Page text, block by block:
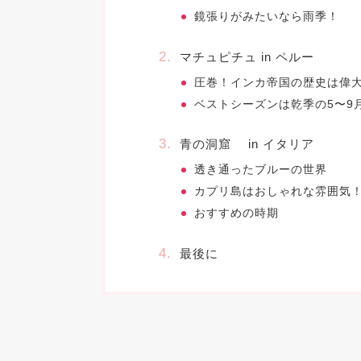
鏡張りがみたいなら雨季！
マチュピチュ in ペルー
圧巻！インカ帝国の歴史は偉
ベストシーズンは乾季の5〜9
青の洞窟 in イタリア
透き通ったブルーの世界
カプリ島はおしゃれな雰囲気！
おすすめの時期
最後に